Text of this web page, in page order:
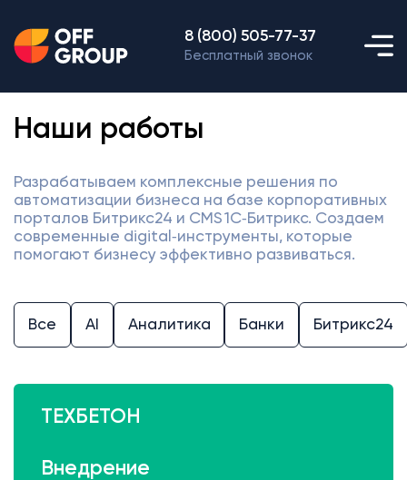
8 (800) 505-77-37
Бесплатный звонок
Наши работы
Разрабатываем комплексные решения по
автоматизации бизнеса на базе корпоративных
порталов Битрикс24 и CMS 1С‑Битрикс. Создаем
современные digital‑инструменты, которые
помогают бизнесу эффективно развиваться.
Все AI Аналитика Банки Битрикс24
ТЕХБЕТОН
Внедрение